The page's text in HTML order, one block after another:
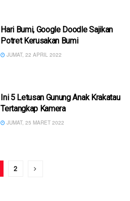
Hari Bumi, Google Doodle Sajikan
Potret Kerusakan Bumi
JUMAT, 22 APRIL 2022
Ini 5 Letusan Gunung Anak Krakatau
Tertangkap Kamera
JUMAT, 25 MARET 2022
2